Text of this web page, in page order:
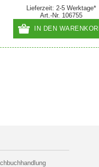
Lieferzeit: 2-5 Werktage*
Art.-Nr. 106755
IN DEN